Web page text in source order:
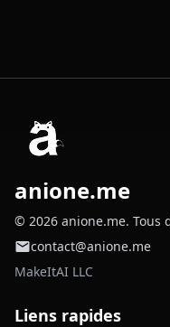
anione.me
© 2026 anione.me. Tous
contact@anione.me
MakeItAI LLC
Liens rapides